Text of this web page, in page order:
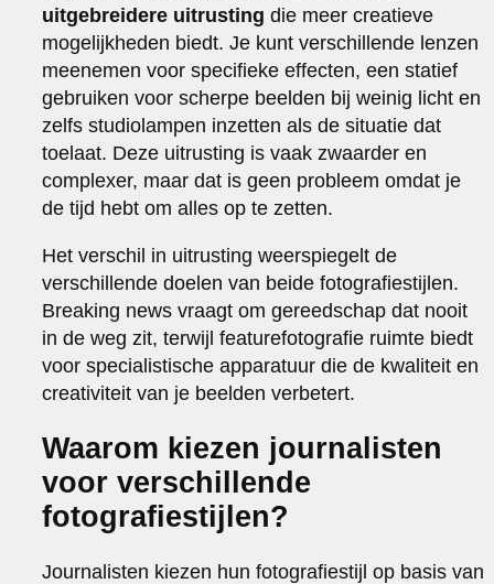
uitgebreidere uitrusting die meer creatieve
mogelijkheden biedt. Je kunt verschillende lenzen
meenemen voor specifieke effecten, een statief
gebruiken voor scherpe beelden bij weinig licht en
zelfs studiolampen inzetten als de situatie dat
toelaat. Deze uitrusting is vaak zwaarder en
complexer, maar dat is geen probleem omdat je
de tijd hebt om alles op te zetten.
Het verschil in uitrusting weerspiegelt de
verschillende doelen van beide fotografiestijlen.
Breaking news vraagt om gereedschap dat nooit
in de weg zit, terwijl featurefotografie ruimte biedt
voor specialistische apparatuur die de kwaliteit en
creativiteit van je beelden verbetert.
Waarom kiezen journalisten
voor verschillende
fotografiestijlen?
Journalisten kiezen hun fotografiestijl op basis van